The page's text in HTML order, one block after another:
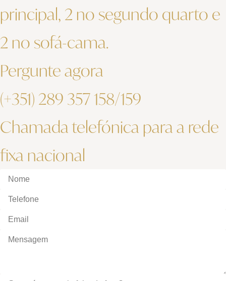
principal, 2 no segundo quarto e
2 no sofá-cama.
Pergunte agora
(+351) 289 357 158/159
Chamada telefónica para a rede
fixa nacional